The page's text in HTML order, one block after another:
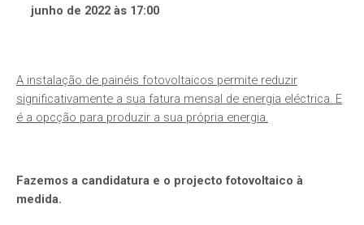
junho de 2022 às 17:00
A instalação de painéis fotovoltaicos permite reduzir
significativamente a sua fatura mensal de energia eléctrica. E
é a opcção para produzir a sua própria energia.
Fazemos a candidatura e o projecto fotovoltaico à
medida.